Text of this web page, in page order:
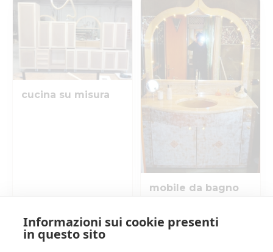
cucina su misura
mobile da bagno
Informazioni sui cookie presenti
in questo sito